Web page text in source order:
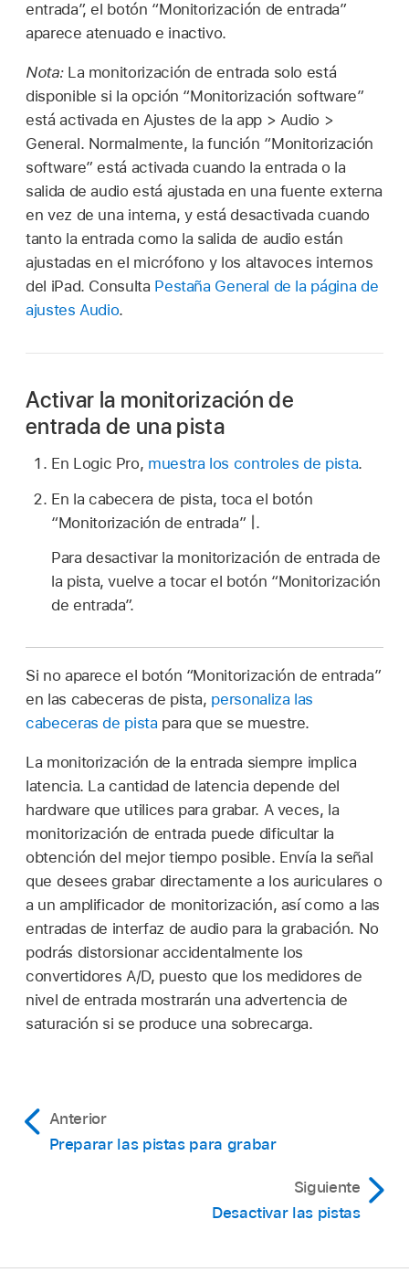
entrada”, el botón “Monitorización de entrada”
aparece atenuado e inactivo.
Nota: La monitorización de entrada solo está
disponible si la opción “Monitorización software”
está activada en Ajustes de la app > Audio >
General. Normalmente, la función “Monitorización
software” está activada cuando la entrada o la
salida de audio está ajustada en una fuente externa
en vez de una interna, y está desactivada cuando
tanto la entrada como la salida de audio están
ajustadas en el micrófono y los altavoces internos
del iPad. Consulta Pestaña General de la página de
ajustes Audio.
Activar la monitorización de
entrada de una pista
En Logic Pro, muestra los controles de pista.
En la cabecera de pista, toca el botón
“Monitorización de entrada” .
Para desactivar la monitorización de entrada de
la pista, vuelve a tocar el botón “Monitorización
de entrada”.
Si no aparece el botón “Monitorización de entrada”
en las cabeceras de pista, personaliza las
cabeceras de pista para que se muestre.
La monitorización de la entrada siempre implica
latencia. La cantidad de latencia depende del
hardware que utilices para grabar. A veces, la
monitorización de entrada puede dificultar la
obtención del mejor tiempo posible. Envía la señal
que desees grabar directamente a los auriculares o
a un amplificador de monitorización, así como a las
entradas de interfaz de audio para la grabación. No
podrás distorsionar accidentalmente los
convertidores A/D, puesto que los medidores de
nivel de entrada mostrarán una advertencia de
saturación si se produce una sobrecarga.
Anterior
Preparar las pistas para grabar
Siguiente
Desactivar las pistas